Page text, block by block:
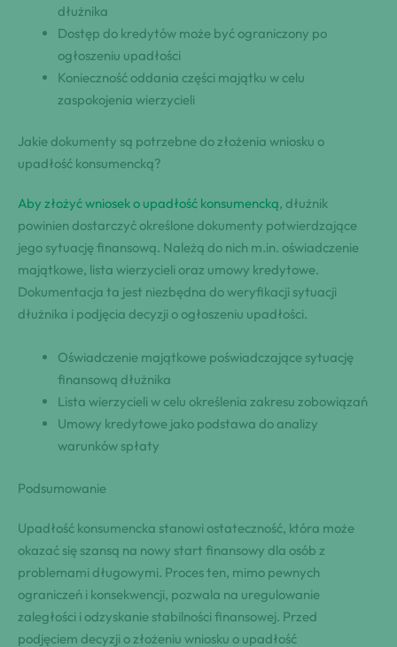
dłużnika
Dostęp do kredytów może być ograniczony po
ogłoszeniu upadłości
Konieczność oddania części majątku w celu
zaspokojenia wierzycieli
Jakie dokumenty są potrzebne do złożenia wniosku o
upadłość konsumencką?
Aby złożyć wniosek o upadłość konsumencką, dłużnik
powinien dostarczyć określone dokumenty potwierdzające
jego sytuację finansową. Należą do nich m.in. oświadczenie
majątkowe, lista wierzycieli oraz umowy kredytowe.
Dokumentacja ta jest niezbędna do weryfikacji sytuacji
dłużnika i podjęcia decyzji o ogłoszeniu upadłości.
Oświadczenie majątkowe poświadczające sytuację
finansową dłużnika
Lista wierzycieli w celu określenia zakresu zobowiązań
Umowy kredytowe jako podstawa do analizy
warunków spłaty
Podsumowanie
Upadłość konsumencka stanowi ostateczność, która może
okazać się szansą na nowy start finansowy dla osób z
problemami długowymi. Proces ten, mimo pewnych
ograniczeń i konsekwencji, pozwala na uregulowanie
zaległości i odzyskanie stabilności finansowej. Przed
podjęciem decyzji o złożeniu wniosku o upadłość